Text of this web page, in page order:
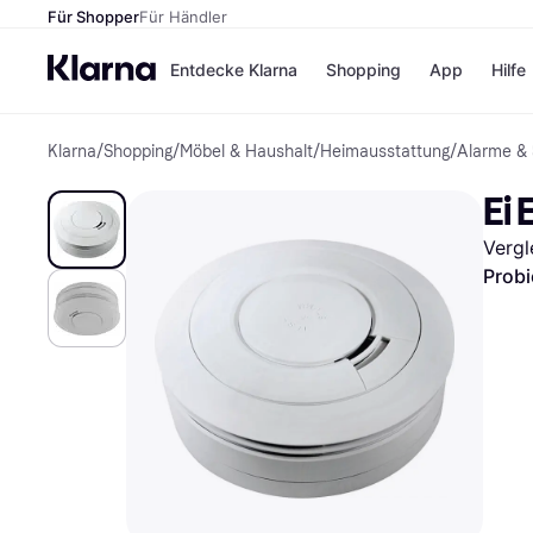
Für ShopperFür Händler
Entdecke Klarna
Zahlungsmethoden
Teilzahlungen
Bezahle in bis zu 30
Tagen
Ratenzahlung
Shopping
Shops
eBay
Temu
SHEIN
App Hilfe
Klarna/Shopping/Möbel & Haushalt/Heimausstattung/Alarme &
Ei